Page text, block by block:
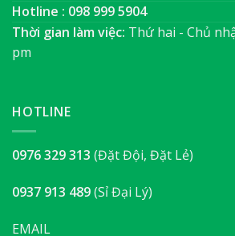
Hotline : 098 999 5904
Thời gian làm việc: Thứ hai - Chủ
pm
HOTLINE
0976 329 313 (Đặt Đội, Đặt Lẻ)
0937 913 489(Sỉ Đại Lý)
EMAIL